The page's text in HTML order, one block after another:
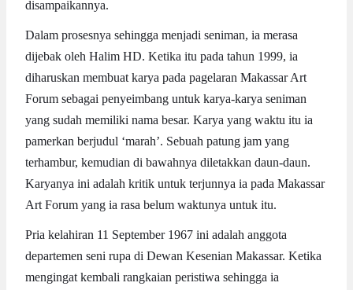
disampaikannya.
Dalam prosesnya sehingga menjadi seniman, ia merasa
dijebak oleh Halim HD. Ketika itu pada tahun 1999, ia
diharuskan membuat karya pada pagelaran Makassar Art
Forum sebagai penyeimbang untuk karya-karya seniman
yang sudah memiliki nama besar. Karya yang waktu itu ia
pamerkan berjudul ‘marah’. Sebuah patung jam yang
terhambur, kemudian di bawahnya diletakkan daun-daun.
Karyanya ini adalah kritik untuk terjunnya ia pada Makassar
Art Forum yang ia rasa belum waktunya untuk itu.
Pria kelahiran 11 September 1967 ini adalah anggota
departemen seni rupa di Dewan Kesenian Makassar. Ketika
mengingat kembali rangkaian peristiwa sehingga ia